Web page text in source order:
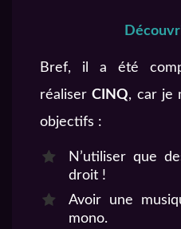
Bref, il a été
réaliserCINQ, car je
objectifs :
N’utiliser que
droit !
Avoir une
mono.